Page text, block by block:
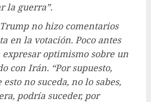
la guerra”.
no hizo comentarios
en la votación. Poco antes
optimismo sobre un
con Irán. “Por supuesto,
no suceda, no lo sabes,
podría suceder, por